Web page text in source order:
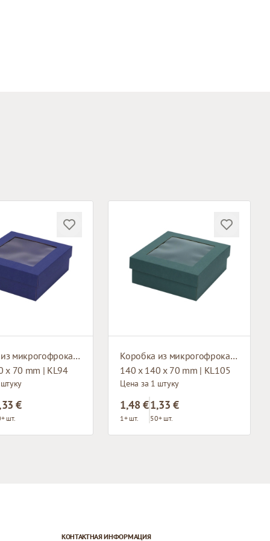
Коробка из микрогофрокартона с окном
x 70 mm | KL94
€
шт.
Коробка из микрогофрокартона с окном
140 x 140 x 70 mm | KL105
Цена за 1 штуку
1,48 €
1+ шт.
1,33 €
50+ шт.
КОНТАКТНАЯ ИНФОРМАЦИЯ